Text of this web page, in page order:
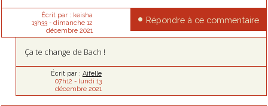
Écrit par : keisha
13h33- dimanche 12
décembre 2021
Répondre à ce commentaire
Ça te change de Bach !
Écrit par : Aifelle
07h12 - lundi 13
décembre 2021